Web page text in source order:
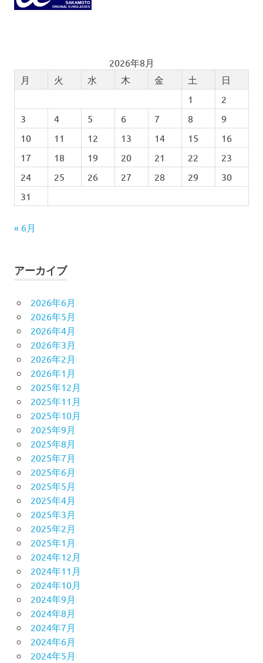
2026年8月
月
火 水 木 金 土
日
1
2
3
4 5 6 7 8
9
10
11 12 13 14 15
16
17
18 19 20 21 22
23
24
25 26 27 28 29
30
31
« 6月
アーカイブ
2026年6月
2026年5月
2026年4月
2026年3月
2026年2月
2026年1月
2025年12月
2025年11月
2025年10月
2025年9月
2025年8月
2025年7月
2025年6月
2025年5月
2025年4月
2025年3月
2025年2月
2025年1月
2024年12月
2024年11月
2024年10月
2024年9月
2024年8月
2024年7月
2024年6月
2024年5月